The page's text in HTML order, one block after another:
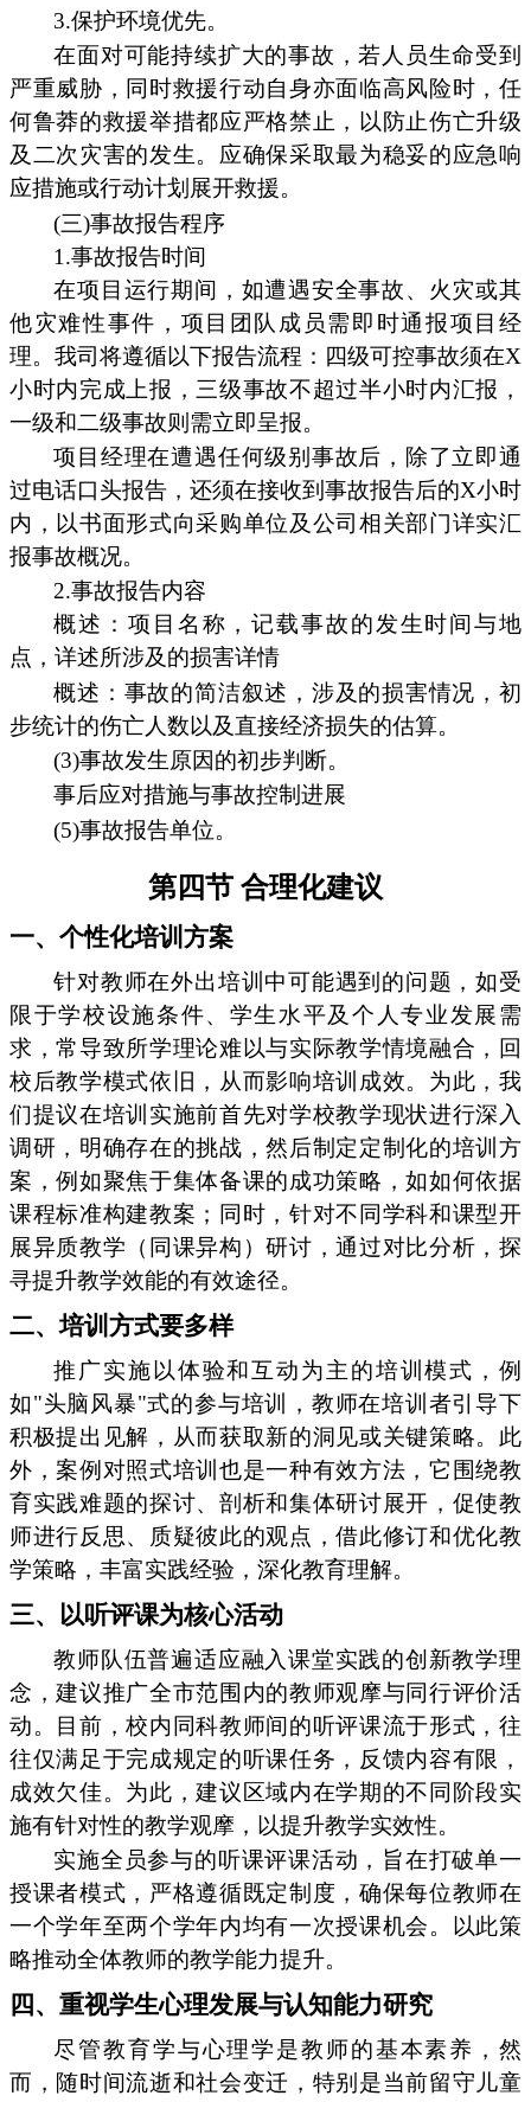
3.保护环境优先。
在面对可能持续扩大的事故，若人员生命受到
严重威胁，同时救援行动自身亦面临高风险时，任
何鲁莽的救援举措都应严格禁止，以防止伤亡升级
及二次灾害的发生。应确保采取最为稳妥的应急响
应措施或行动计划展开救援。
(三)事故报告程序
1.事故报告时间
在项目运行期间，如遭遇安全事故、火灾或其
他灾难性事件，项目团队成员需即时通报项目经
理。我司将遵循以下报告流程：四级可控事故须在X
小时内完成上报，三级事故不超过半小时内汇报，
一级和二级事故则需立即呈报。
项目经理在遭遇任何级别事故后，除了立即通
过电话口头报告，还须在接收到事故报告后的X小时
内，以书面形式向采购单位及公司相关部门详实汇
报事故概况。
2.事故报告内容
概述：项目名称，记载事故的发生时间与地
点，详述所涉及的损害详情
概述：事故的简洁叙述，涉及的损害情况，初
步统计的伤亡人数以及直接经济损失的估算。
(3)事故发生原因的初步判断。
事后应对措施与事故控制进展
(5)事故报告单位。
第四节 合理化建议
一、个性化培训方案
针对教师在外出培训中可能遇到的问题，如受
限于学校设施条件、学生水平及个人专业发展需
求，常导致所学理论难以与实际教学情境融合，回
校后教学模式依旧，从而影响培训成效。为此，我
们提议在培训实施前首先对学校教学现状进行深入
调研，明确存在的挑战，然后制定定制化的培训方
案，例如聚焦于集体备课的成功策略，如如何依据
课程标准构建教案；同时，针对不同学科和课型开
展异质教学（同课异构）研讨，通过对比分析，探
寻提升教学效能的有效途径。
二、培训方式要多样
推广实施以体验和互动为主的培训模式，例
如"头脑风暴"式的参与培训，教师在培训者引导下
积极提出见解，从而获取新的洞见或关键策略。此
外，案例对照式培训也是一种有效方法，它围绕教
育实践难题的探讨、剖析和集体研讨展开，促使教
师进行反思、质疑彼此的观点，借此修订和优化教
学策略，丰富实践经验，深化教育理解。
三、以听评课为核心活动
教师队伍普遍适应融入课堂实践的创新教学理
念，建议推广全市范围内的教师观摩与同行评价活
动。目前，校内同科教师间的听评课流于形式，往
往仅满足于完成规定的听课任务，反馈内容有限，
成效欠佳。为此，建议区域内在学期的不同阶段实
施有针对性的教学观摩，以提升教学实效性。
实施全员参与的听课评课活动，旨在打破单一
授课者模式，严格遵循既定制度，确保每位教师在
一个学年至两个学年内均有一次授课机会。以此策
略推动全体教师的教学能力提升。
四、重视学生心理发展与认知能力研究
尽管教育学与心理学是教师的基本素养，然
而，随时间流逝和社会变迁，特别是当前留守儿童